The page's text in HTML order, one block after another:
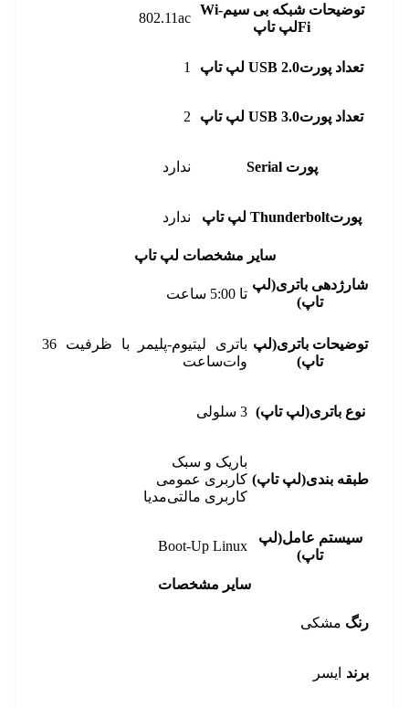
توضیحات شبکه بی سیمWi-
Fiلپ تاپ
802.11ac
تعداد پورتUSB 2.0 لپ تاپ 1
تعداد پورتUSB 3.0 لپ تاپ 2
پورت Serial ندارد
پورتThunderbolt لپ تاپ ندارد
سایر مشخصات لپ تاپ
شارژدهی باتری(لپ
تاپ)
تا 5:00 ساعت
توضیحات باتری(لپ
تاپ)
باتری لیتیوم-پلیمر با ظرفیت 36
وات‌ساعت
نوع باتری(لپ تاپ) 3 سلولی
طبقه بندی(لپ تاپ)
باریک و سبک
کاربری عمومی
کاربری مالتی‌مدیا
سیستم عامل(لپ
تاپ)
Boot-Up Linux
سایر مشخصات
رنگ مشکی
برند ایسر